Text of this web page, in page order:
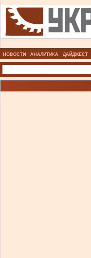
НОВОСТИ АНАЛИТИКА ДАЙДЖЕСТ